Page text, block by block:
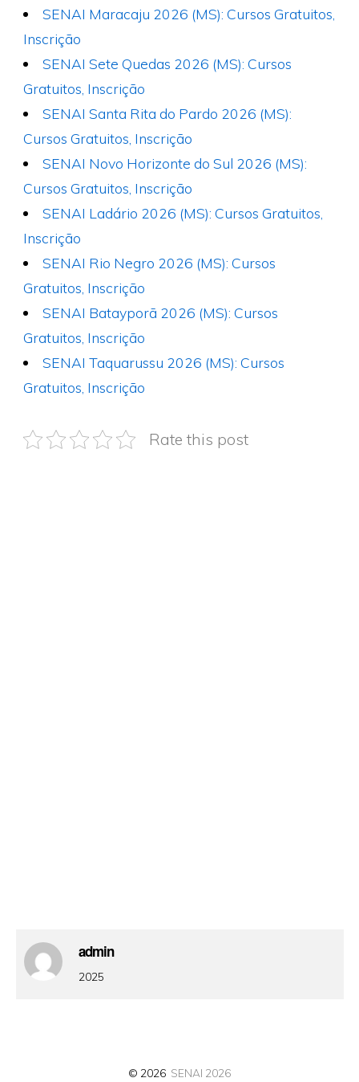
SENAI Maracaju 2026 (MS): Cursos Gratuitos,
Inscrição
SENAI Sete Quedas 2026 (MS): Cursos
Gratuitos, Inscrição
SENAI Santa Rita do Pardo 2026 (MS):
Cursos Gratuitos, Inscrição
SENAI Novo Horizonte do Sul 2026 (MS):
Cursos Gratuitos, Inscrição
SENAI Ladário 2026 (MS): Cursos Gratuitos,
Inscrição
SENAI Rio Negro 2026 (MS): Cursos
Gratuitos, Inscrição
SENAI Batayporã 2026 (MS): Cursos
Gratuitos, Inscrição
SENAI Taquarussu 2026 (MS): Cursos
Gratuitos, Inscrição
Rate this post
admin
2025
© 2026 SENAI 2026